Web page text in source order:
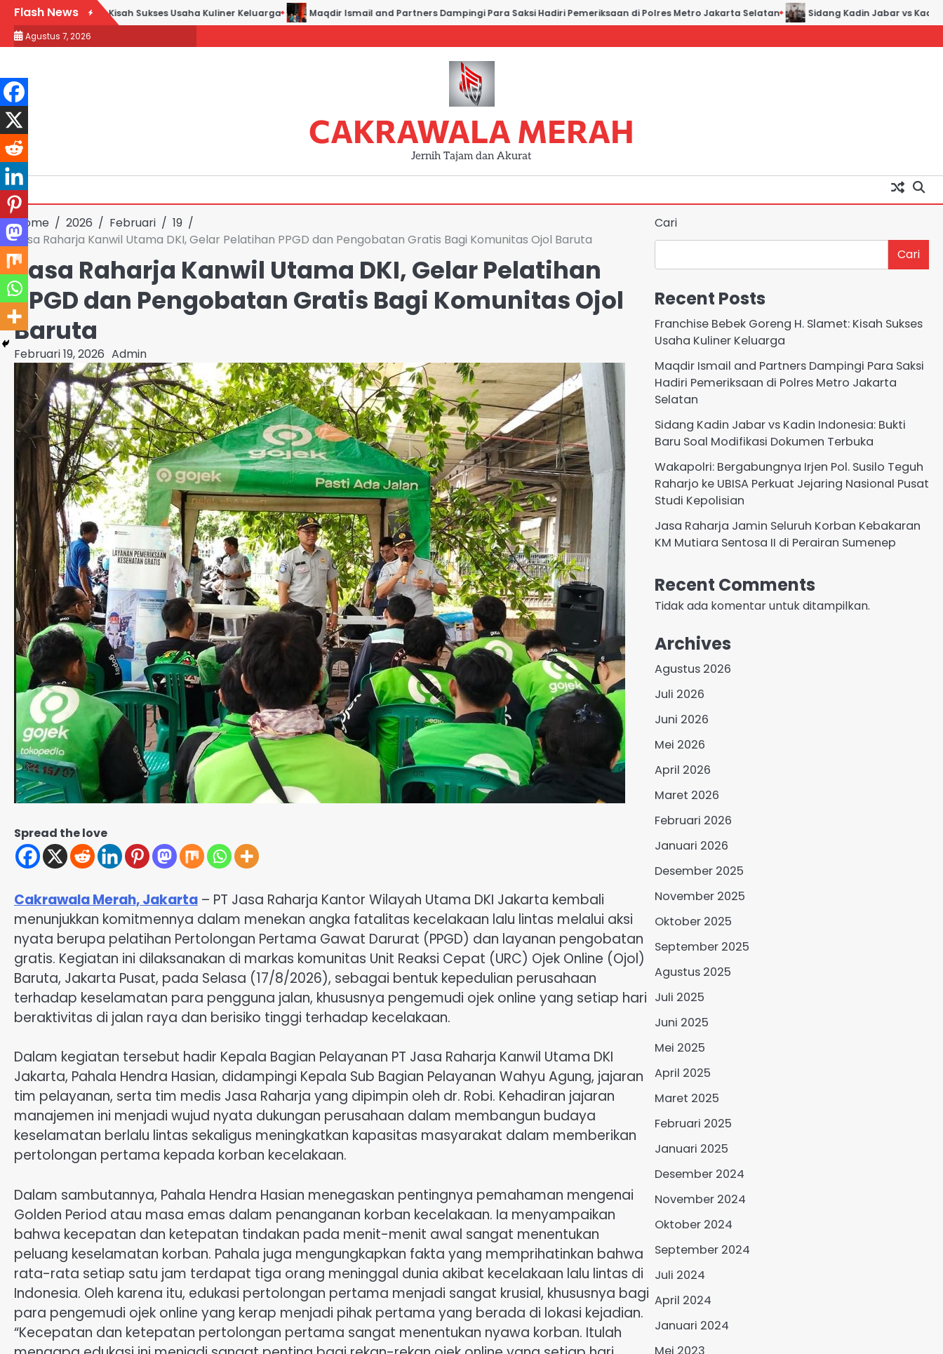
Skip
content
Flash News
H. Slamet: Kisah Sukses Usaha Kuliner Keluarga Maqdir Ismail and Partners Dampingi Para Saksi Hadiri Pemeriksaan di Polres Metro Jakarta Selatan Sidang Kadin Jabar vs Kadin
Agustus 7, 2026
CAKRAWALA MERAH
Jernih Tajam dan Akurat
Home 2026 Februari
19
Jasa Raharja Kanwil Utama DKI, Gelar Pelatihan PPGD dan Pengobatan Gratis Bagi Komunitas Ojol Baruta
Jasa Raharja Kanwil Utama DKI, Gelar Pelatihan
PPGD dan Pengobatan Gratis Bagi Komunitas Ojol
Baruta
Februari 19, 2026 Admin
Spread the love
Cakrawala Merah, Jakarta – PT Jasa Raharja Kantor Wilayah Utama DKI Jakarta kembali
menunjukkan komitmennya dalam menekan angka fatalitas kecelakaan lalu lintas melalui aksi
nyata berupa pelatihan Pertolongan Pertama Gawat Darurat (PPGD) dan layanan pengobatan
gratis. Kegiatan ini dilaksanakan di markas komunitas Unit Reaksi Cepat (URC) Ojek Online (Ojol)
Baruta, Jakarta Pusat, pada Selasa (17/8/2026), sebagai bentuk kepedulian perusahaan
terhadap keselamatan para pengguna jalan, khususnya pengemudi ojek online yang setiap hari
beraktivitas di jalan raya dan berisiko tinggi terhadap kecelakaan.
Dalam kegiatan tersebut hadir Kepala Bagian Pelayanan PT Jasa Raharja Kanwil Utama DKI
Jakarta, Pahala Hendra Hasian, didampingi Kepala Sub Bagian Pelayanan Wahyu Agung, jajaran
tim pelayanan, serta tim medis Jasa Raharja yang dipimpin oleh dr. Robi. Kehadiran jajaran
manajemen ini menjadi wujud nyata dukungan perusahaan dalam membangun budaya
keselamatan berlalu lintas sekaligus meningkatkan kapasitas masyarakat dalam memberikan
pertolongan pertama kepada korban kecelakaan.
Dalam sambutannya, Pahala Hendra Hasian menegaskan pentingnya pemahaman mengenai
Golden Period atau masa emas dalam penanganan korban kecelakaan. Ia menyampaikan
bahwa kecepatan dan ketepatan tindakan pada menit-menit awal sangat menentukan
peluang keselamatan korban. Pahala juga mengungkapkan fakta yang memprihatinkan bahwa
rata-rata setiap satu jam terdapat tiga orang meninggal dunia akibat kecelakaan lalu lintas di
Indonesia. Oleh karena itu, edukasi pertolongan pertama menjadi sangat krusial, khususnya bagi
para pengemudi ojek online yang kerap menjadi pihak pertama yang berada di lokasi kejadian.
“Kecepatan dan ketepatan pertolongan pertama sangat menentukan nyawa korban. Itulah
Cari
Cari
Recent Posts
Franchise Bebek Goreng H. Slamet: Kisah Sukses
Usaha Kuliner Keluarga
Maqdir Ismail and Partners Dampingi Para Saksi
Hadiri Pemeriksaan di Polres Metro Jakarta
Selatan
Sidang Kadin Jabar vs Kadin Indonesia: Bukti
Baru Soal Modifikasi Dokumen Terbuka
Wakapolri: Bergabungnya Irjen Pol. Susilo Teguh
Raharjo ke UBISA Perkuat Jejaring Nasional Pusat
Studi Kepolisian
Jasa Raharja Jamin Seluruh Korban Kebakaran
KM Mutiara Sentosa II di Perairan Sumenep
Recent Comments
Tidak ada komentar untuk ditampilkan.
Archives
Agustus 2026
Juli 2026
Juni 2026
Mei 2026
April 2026
Maret 2026
Februari 2026
Januari 2026
Desember 2025
November 2025
Oktober 2025
September 2025
Agustus 2025
Juli 2025
Juni 2025
Mei 2025
April 2025
Maret 2025
Februari 2025
Januari 2025
Desember 2024
November 2024
Oktober 2024
September 2024
Juli 2024
April 2024
Januari 2024